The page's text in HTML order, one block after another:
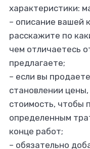
характеристики:
– описание вашей
расскажите по
чем отличаетесь
предлагаете;
– если вы
становлении
стоимость, чтобы
определенным
конце работ;
– обязательно